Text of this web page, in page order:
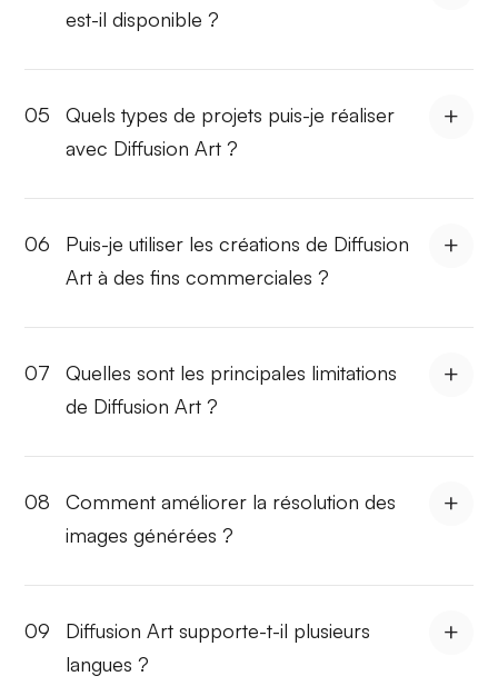
est-il disponible ?
05
Quels types de projets puis-je réaliser
avec Diffusion Art ?
06
Puis-je utiliser les créations de Diffusion
Art à des fins commerciales ?
07
Quelles sont les principales limitations
de Diffusion Art ?
08
Comment améliorer la résolution des
images générées ?
09
Diffusion Art supporte-t-il plusieurs
langues ?